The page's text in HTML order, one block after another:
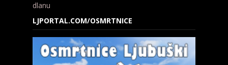
dlanu
LJPORTAL.COM/OSMRTNICE